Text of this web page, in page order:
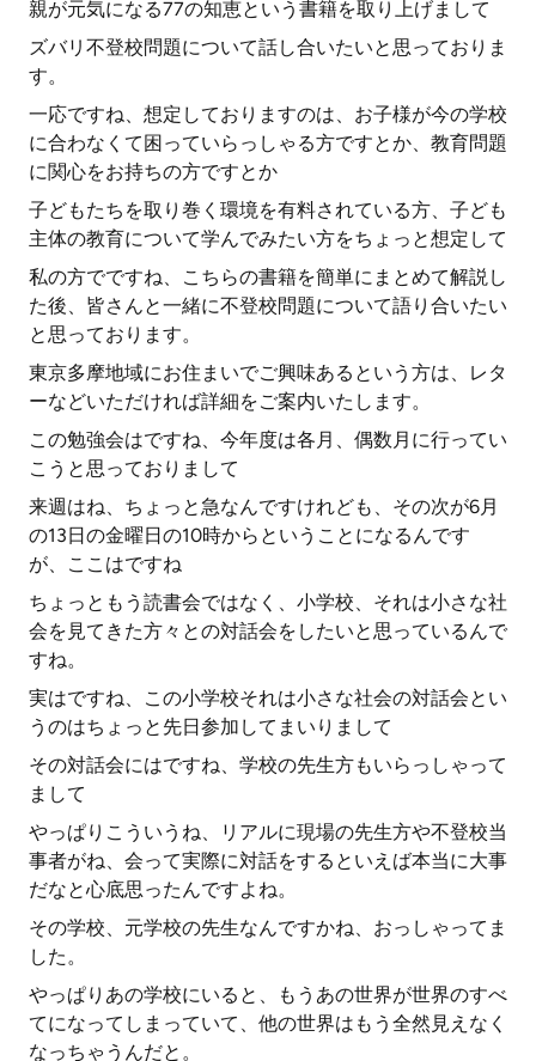
親が元気になる77の知恵という書籍を取り上げまして
ズバリ不登校問題について話し合いたいと思っておりま
す。
一応ですね、想定しておりますのは、お子様が今の学校
に合わなくて困っていらっしゃる方ですとか、教育問題
に関心をお持ちの方ですとか
子どもたちを取り巻く環境を有料されている方、子ども
主体の教育について学んでみたい方をちょっと想定して
私の方でですね、こちらの書籍を簡単にまとめて解説し
た後、皆さんと一緒に不登校問題について語り合いたい
と思っております。
東京多摩地域にお住まいでご興味あるという方は、レタ
ーなどいただければ詳細をご案内いたします。
この勉強会はですね、今年度は各月、偶数月に行ってい
こうと思っておりまして
来週はね、ちょっと急なんですけれども、その次が6月
の13日の金曜日の10時からということになるんです
が、ここはですね
ちょっともう読書会ではなく、小学校、それは小さな社
会を見てきた方々との対話会をしたいと思っているんで
すね。
実はですね、この小学校それは小さな社会の対話会とい
うのはちょっと先日参加してまいりまして
その対話会にはですね、学校の先生方もいらっしゃって
まして
やっぱりこういうね、リアルに現場の先生方や不登校当
事者がね、会って実際に対話をするといえば本当に大事
だなと心底思ったんですよね。
その学校、元学校の先生なんですかね、おっしゃってま
した。
やっぱりあの学校にいると、もうあの世界が世界のすべ
てになってしまっていて、他の世界はもう全然見えなく
なっちゃうんだと。